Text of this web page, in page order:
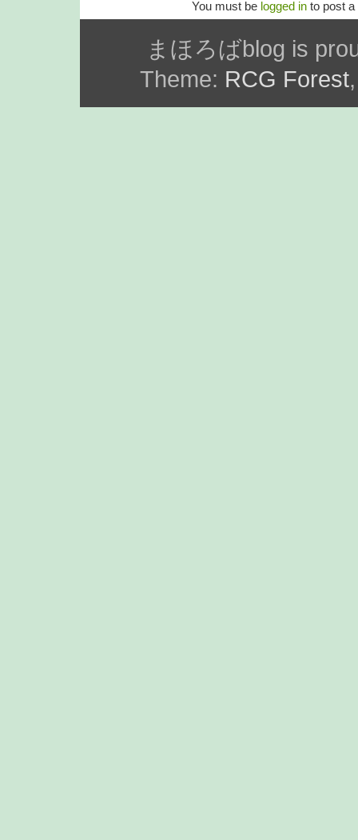
You must be logged in to post
まほろばblog is
Theme: RCG Forest